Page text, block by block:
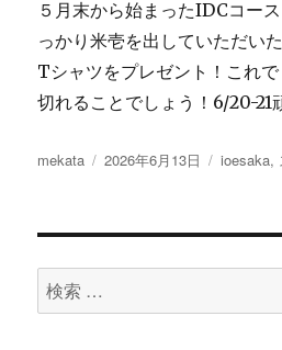
５月末から始まったIDCコー
っかり米壱を出していただい
Tシャツをプレゼント！これ
切れることでしょう！6/20-21
投
mekata
投
2026年6月13日
カ
リ
ioesaka,
検
索